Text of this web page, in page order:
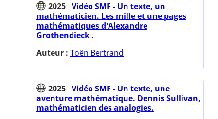
2025 Vidéo SMF - Un texte, un
mathématicien. Les mille et une pages
mathématiques d'Alexandre
Grothendieck .
Auteur : Toën Bertrand
2025 Vidéo SMF - Un texte, une
aventure mathématique. Dennis Sullivan,
mathématicien des analogies.